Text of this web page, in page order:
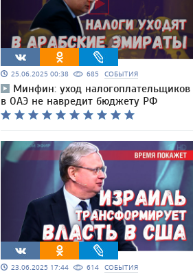
25.06.2025 00:38 685 СОБЫТИЯ
Минфин: уход налогоплательщиков
в ОАЭ не навредит бюджету РФ
23.06.2025 17:44 614 СОБЫТИЯ